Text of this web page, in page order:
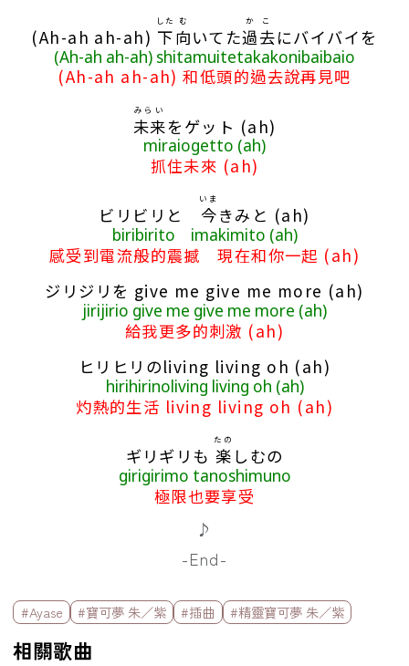
(Ah-ah ah-ah) 下
した
向
む
いてた過去
かこ
にバイバイを
(Ah-ah ah-ah) shitamuitetakakonibaibaio
(Ah-ah ah-ah) 和低頭的過去說再見吧
未来
みらい
をゲット (ah)
miraiogetto (ah)
抓住未來 (ah)
ビリビリと 今
いま
きみと (ah)
biribirito imakimito (ah)
感受到電流般的震撼 現在和你一起 (ah)
ジリジリを give me give me more (ah)
jirijirio give me give me more (ah)
給我更多的刺激 (ah)
ヒリヒリのliving living oh (ah)
hirihirinoliving living oh (ah)
灼熱的生活 living living oh (ah)
ギリギリも 楽
たの
しむの
girigirimo tanoshimuno
極限也要享受
♪
-End-
標籤欄
#Ayase #寶可夢 朱／紫 #插曲 #精靈寶可夢 朱／紫
相關歌曲